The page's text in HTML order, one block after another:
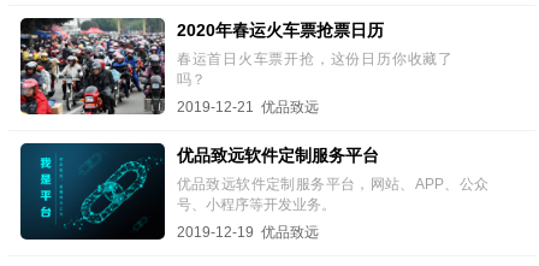
2020年春运火车票抢票日历
春运首日火车票开抢，这份日历你收藏了
吗？
2019-12-21 优品致远
优品致远软件定制服务平台
优品致远软件定制服务平台，网站、APP、公众
号、小程序等开发业务。
2019-12-19 优品致远